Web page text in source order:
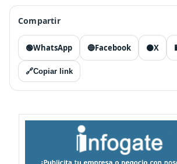
Compartir
🟢WhatsApp 🔵Facebook ⚫X
🔗Copiar link